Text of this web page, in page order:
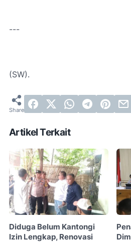
---
(SW).
Artikel Terkait
Diduga Belum Kantongi
Izin Lengkap, Renovasi